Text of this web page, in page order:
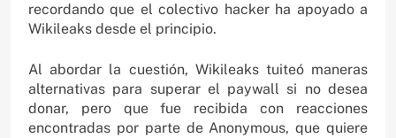
recordando que el colectivo hacker ha apoyado a
Wikileaks desde el principio.
Al abordar la cuestión, Wikileaks tuiteó maneras
alternativas para superar el paywall si no desea
donar, pero que fue recibida con reacciones
encontradas por parte de Anonymous, que quiere